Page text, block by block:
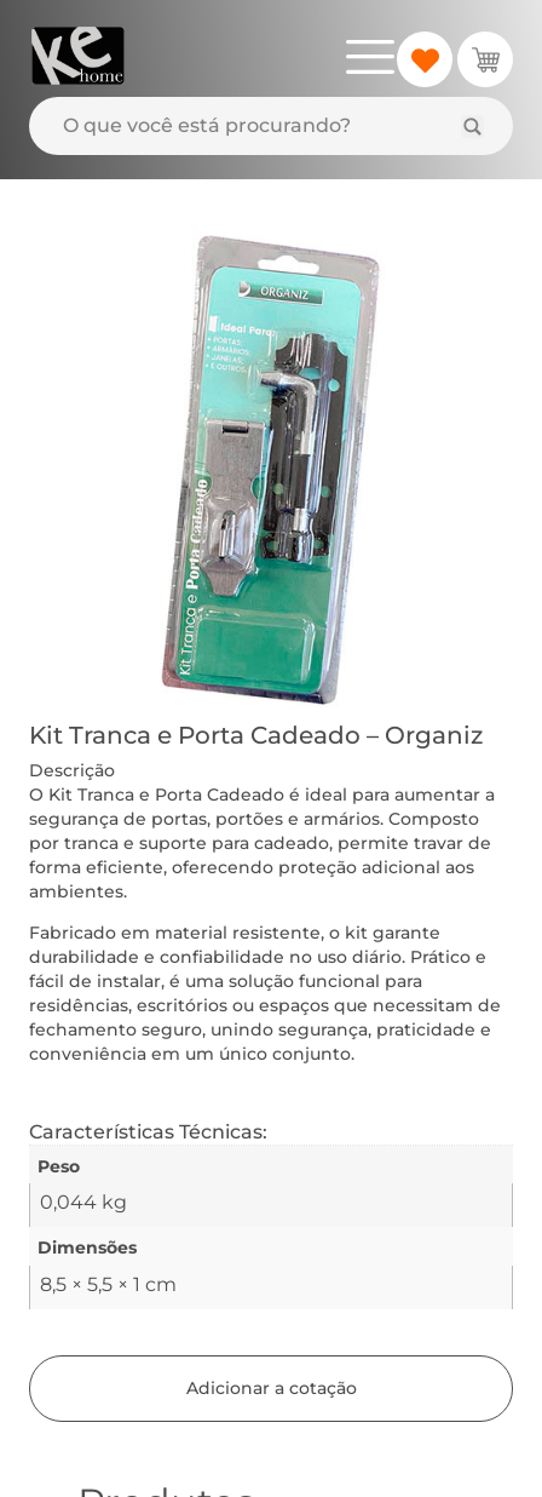
Kit Tranca e Porta Cadeado – Organiz
Descrição
O Kit Tranca e Porta Cadeado é ideal para aumentar a
segurança de portas, portões e armários. Composto
por tranca e suporte para cadeado, permite travar de
forma eficiente, oferecendo proteção adicional aos
ambientes.
Fabricado em material resistente, o kit garante
durabilidade e confiabilidade no uso diário. Prático e
fácil de instalar, é uma solução funcional para
residências, escritórios ou espaços que necessitam de
fechamento seguro, unindo segurança, praticidade e
conveniência em um único conjunto.
Características Técnicas:
Peso
0,044 kg
Dimensões
8,5 × 5,5 × 1 cm
Adicionar a cotação